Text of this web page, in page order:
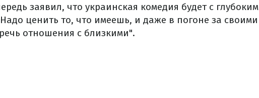
заявил, что украинская комедия будет с глубоким
ценить то, что имеешь, и даже в погоне за своими
отношения с близкими".